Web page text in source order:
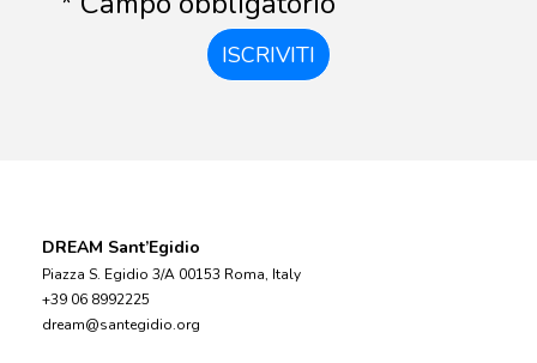
ISCRIVITI
DREAM Sant’Egidio
Piazza S. Egidio 3/A 00153 Roma, Italy
+39 06 8992225
dream@santegidio.org